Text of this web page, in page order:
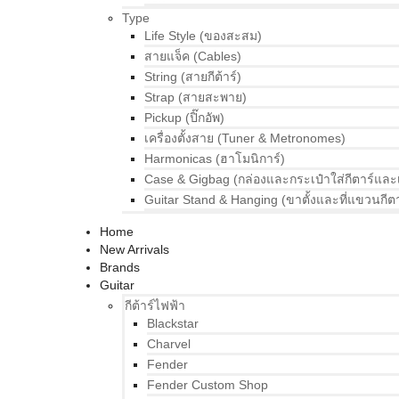
Type
Life Style (ของสะสม)
สายแจ็ค (Cables)
String (สายกีต้าร์)
Strap (สายสะพาย)
Pickup (ปิ๊กอัพ)
เครื่องตั้งสาย (Tuner & Metronomes)
Harmonicas (ฮาโมนิการ์)
Case & Gigbag (กล่องและกระเป๋าใส่กีตาร์และ
Guitar Stand & Hanging (ขาตั้งและที่แขวนกีต
Home
New Arrivals
Brands
Guitar
กีต้าร์ไฟฟ้า
Blackstar
Charvel
Fender
Fender Custom Shop